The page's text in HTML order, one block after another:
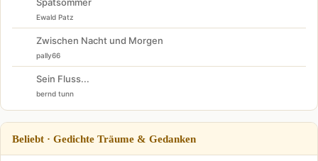
Spätsommer
Ewald Patz
Zwischen Nacht und Morgen
pally66
Sein Fluss...
bernd tunn
Beliebt · Gedichte Träume & Gedanken